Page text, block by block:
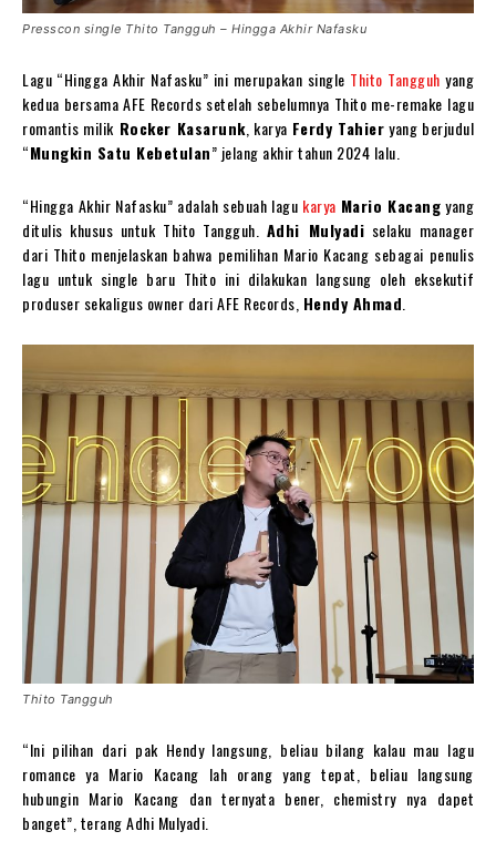
Presscon single Thito Tangguh – Hingga Akhir Nafasku
Lagu “Hingga Akhir Nafasku” ini merupakan single Thito Tangguh yang
kedua bersama AFE Records setelah sebelumnya Thito me-remake lagu
romantis milik Rocker Kasarunk, karya Ferdy Tahieryang berjudul
“Mungkin Satu Kebetulan” jelang akhir tahun 2024 lalu.
“Hingga Akhir Nafasku” adalah sebuah lagu karya Mario Kacangyang
ditulis khusus untuk Thito Tangguh. Adhi Mulyadi selaku manager
dari Thito menjelaskan bahwa pemilihan Mario Kacang sebagai penulis
lagu untuk single baru Thito ini dilakukan langsung oleh eksekutif
produser sekaligus owner dari AFE Records, Hendy Ahmad
Thito Tangguh
“Ini pilihan dari pak Hendy langsung, beliau bilang kalau mau lagu
romance ya Mario Kacang lah orang yang tepat, beliau langsung
hubungin Mario Kacang dan ternyata bener, chemistry nya dapet
banget”, terang Adhi Mulyadi.